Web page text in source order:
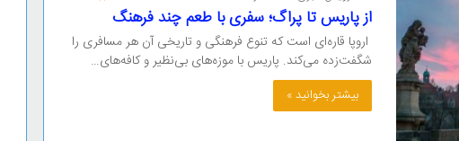
از پاریس تا پراگ؛ سفری با طعم چند فرهنگ
اروپا قاره‌ای است که تنوع فرهنگی و تاریخی آن هر مسافری را
شگفت‌زده می‌کند. پاریس با موزه‌های بی‌نظیر و کافه‌های…
بیشتر بخوانید »